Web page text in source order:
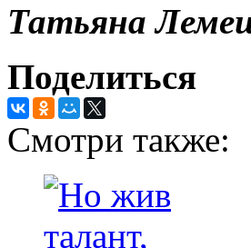
Татьяна
Поделиться
Смотри также: